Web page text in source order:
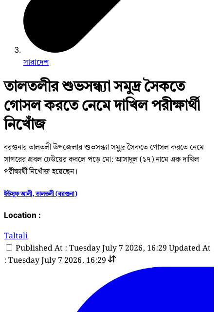
সারাদেশ
তালতলীর শুভসন্ধ্যা সমুদ্র সৈকতে
গোসল করতে নেমে দাখিল পরীক্ষার্থী
নিখোঁজ
বরগুনার তালতলী উপজেলার শুভসন্ধ্যা সমুদ্র সৈকতে গোসল করতে নেমে
সাগরের প্রবল ঢেউয়ের কবলে পড়ে মো: আসাদুল (১৭) নামে এক দাখিল
পরীক্ষার্থী নিখোঁজ হয়েছেন।
ইউসুফ আলী, তালতলী (বরগুনা)
Location :
Taltali
Published At : Tuesday July 7 2026, 16:29 Updated At
: Tuesday July 7 2026, 16:29